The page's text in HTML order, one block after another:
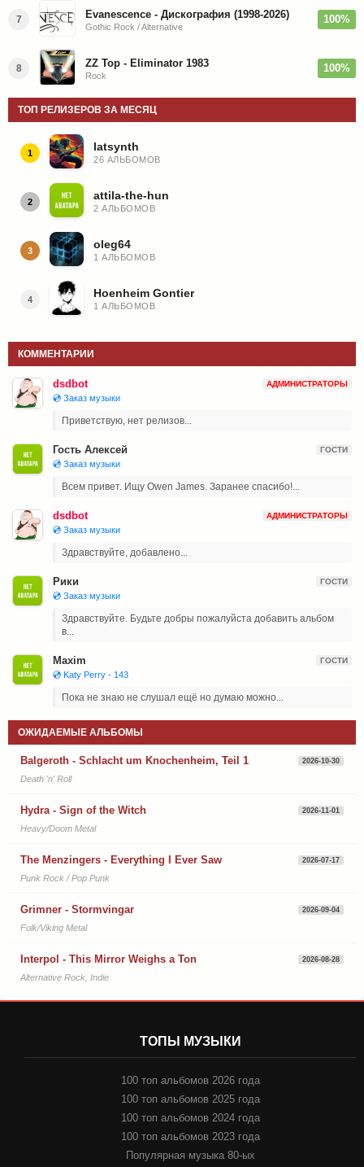
7 Evanescence - Дискография (1998-2026)
Gothic Rock / Alternative
100%
8 ZZ Top - Eliminator 1983
Rock
100%
ТОП РЕЛИЗЕРОВ ЗА МЕСЯЦ
1 latsynth
26 АЛЬБОМОВ
2 attila-the-hun
2 АЛЬБОМОВ
3 oleg64
1 АЛЬБОМОВ
4 Hoenheim Gontier
1 АЛЬБОМОВ
КОММЕНТАРИИ
dsdbot АДМИНИСТРАТОРЫ
💿 Заказ музыки
Приветствую, нет релизов...
Гость Алексей ГОСТИ
💿 Заказ музыки
Всем привет. Ищу Owen James. Заранее спасибо!...
dsdbot АДМИНИСТРАТОРЫ
💿 Заказ музыки
Здравствуйте, добавлено...
Рики ГОСТИ
💿 Заказ музыки
Здравствуйте. Будьте добры пожалуйста добавить альбом
в...
Maxim ГОСТИ
💿 Katy Perry - 143
Пока не знаю не слушал ещё но думаю можно...
ОЖИДАЕМЫЕ АЛЬБОМЫ
Balgeroth - Schlacht um Knochenheim, Teil 1 2026-10-30
Death 'n' Roll
Hydra - Sign of the Witch 2026-11-01
Heavy/Doom Metal
The Menzingers - Everything I Ever Saw 2026-07-17
Punk Rock / Pop Punk
Grimner - Stormvingar 2026-09-04
Folk/Viking Metal
Interpol - This Mirror Weighs a Ton 2026-08-28
Alternative Rock, Indie
ТОПЫ МУЗЫКИ
100 топ альбомов 2026 года
100 топ альбомов 2025 года
100 топ альбомов 2024 года
100 топ альбомов 2023 года
Популярная музыка 80-ых